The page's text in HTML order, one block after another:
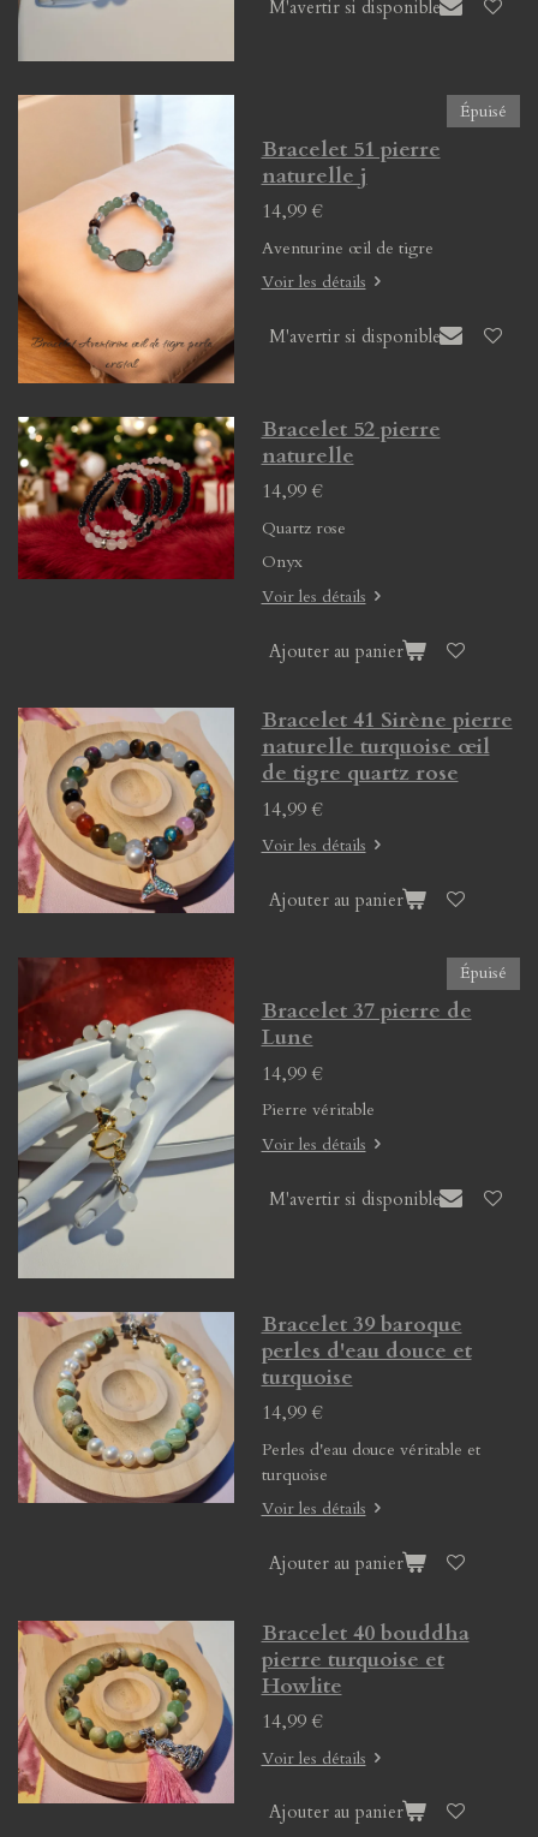
M'avertir si disponible
Épuisé
Bracelet 51 pierre
naturelle j
14,99 €
Aventurine œil de tigre
Voir les détails
M'avertir si disponible
Bracelet 52 pierre
naturelle
14,99 €
Quartz rose
Onyx
Voir les détails
Ajouter au panier
Bracelet 41 Sirène pierre
naturelle turquoise œil
de tigre quartz rose
14,99 €
Voir les détails
Ajouter au panier
Épuisé
Bracelet 37 pierre de
Lune
14,99 €
Pierre véritable
Voir les détails
M'avertir si disponible
Bracelet 39 baroque
perles d'eau douce et
turquoise
14,99 €
Perles d'eau douce véritable et
turquoise
Voir les détails
Ajouter au panier
Bracelet 40 bouddha
pierre turquoise et
Howlite
14,99 €
Voir les détails
Ajouter au panier